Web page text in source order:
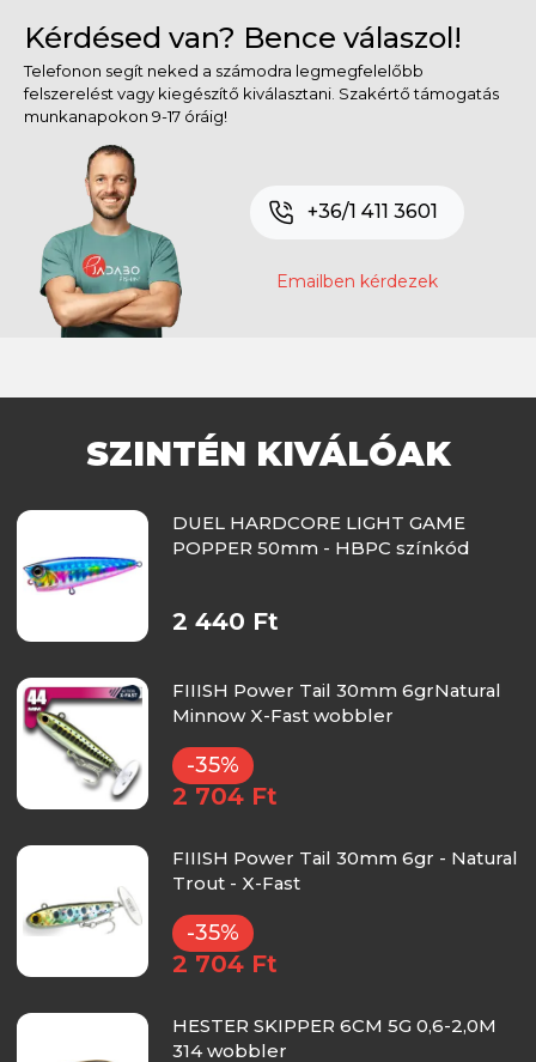
Kérdésed van? Bence válaszol!
Telefonon segít neked a számodra legmegfelelőbb
felszerelést vagy kiegészítő kiválasztani. Szakértő támogatás
munkanapokon 9-17 óráig!
+36/1 411 3601
Emailben kérdezek
SZINTÉN KIVÁLÓAK
DUEL HARDCORE LIGHT GAME
POPPER 50mm - HBPC színkód
2 440 Ft
FIIISH Power Tail 30mm 6grNatural
Minnow X-Fast wobbler
-35%
2 704 Ft
FIIISH Power Tail 30mm 6gr - Natural
Trout - X-Fast
-35%
2 704 Ft
HESTER SKIPPER 6CM 5G 0,6-2,0M
314 wobbler